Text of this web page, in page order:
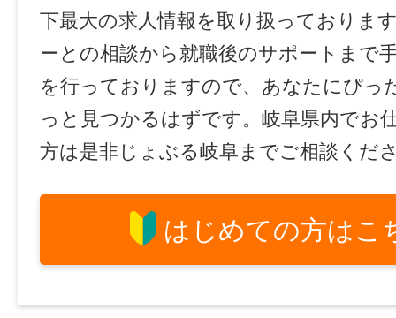
下最大の求人情報を取り扱っておりま
ーとの相談から就職後のサポートまで
を行っておりますので、あなたにぴっ
っと見つかるはずです。岐阜県内でお
方は是非じょぶる岐阜までご相談くだ
はじめての方はこ